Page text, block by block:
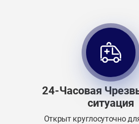
24-Часовая
ситуация
Открыт круглосуточно